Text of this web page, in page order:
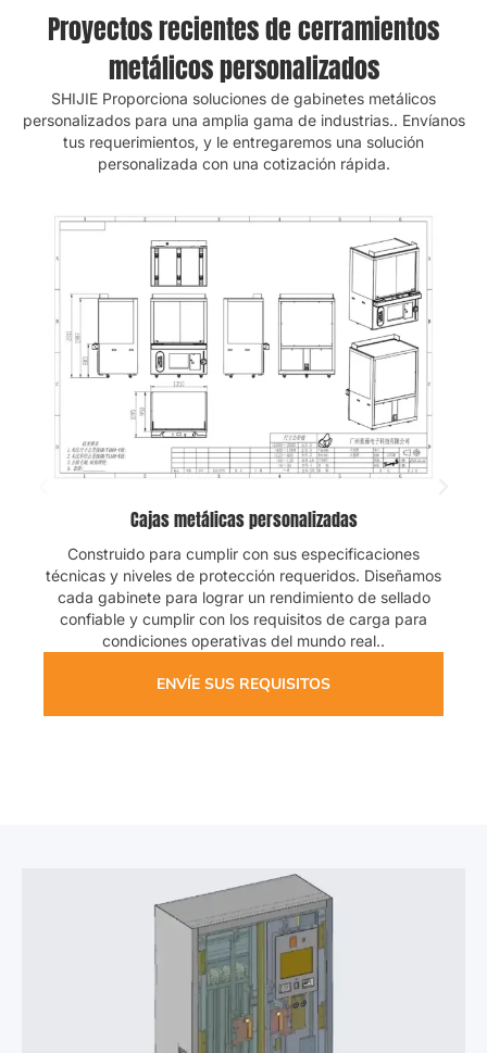
Proyectos recientes de cerramientos
metálicos personalizados
SHIJIE Proporciona soluciones de gabinetes metálicos
personalizados para una amplia gama de industrias.. Envíanos
tus requerimientos, y le entregaremos una solución
personalizada con una cotización rápida.
Gabinetes para máquinas expendedoras personalizadas
Personalizamos las carcasas de las máquinas
expendedoras y podemos suministrar accesorios y
servicios de montaje a juego.. Si es necesario, Podemos
entregar un completamente ensamblado., Máquina
expendedora lista para funcionar con funciones